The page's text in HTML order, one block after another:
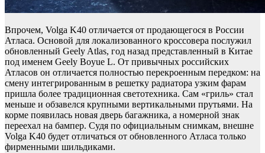
Впрочем, Volga K40 отличается от продающегося в России
Атласа. Основой для локализованного кроссовера послужил
обновленный Geely Atlas, год назад представленный в Китае
под именем Geely Boyue L. От привычных российских
Атласов он отличается полностью перекроенным передком: на
смену интегрированным в решетку радиатора узким фарам
пришла более традиционная светотехника. Сам «гриль» стал
меньше и обзавелся крупными вертикальными прутьями. На
корме появилась новая дверь багажника, а номерной знак
переехал на бампер. Судя по официальным снимкам, внешне
Volga K40 будет отличаться от обновленного Атласа только
фирменными шильдиками.